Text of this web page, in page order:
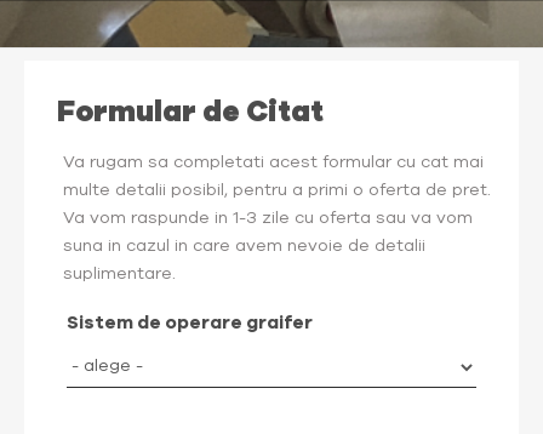
Formular de Citat
Va rugam sa completati acest formular cu cat mai
multe detalii posibil, pentru a primi o oferta de pret.
Va vom raspunde in 1-3 zile cu oferta sau va vom
suna in cazul in care avem nevoie de detalii
suplimentare.
Sistem de operare graifer